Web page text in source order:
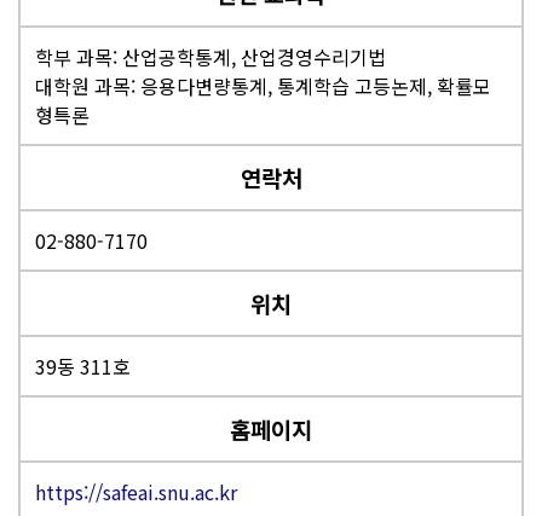
학부 과목: 산업공학통계, 산업경영수리기법
대학원 과목: 응용다변량통계, 통계학습 고등논제, 확률모
형특론
연락처
02-880-7170
위치
39동 311호
홈페이지
https://safeai.snu.ac.kr